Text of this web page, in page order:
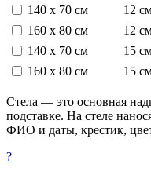
140 х 70 см
12
160 х 80 см
12
140 х 70 см
15
160 х 80 см
15
Стела — это основная
подставке. На стеле
ФИО и даты, крестик,
?